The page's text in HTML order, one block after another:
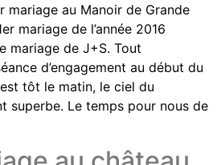
mariage au Manoir de Grande
mariage de l’année 2016
mariage de J+S. Tout
d’engagement au début du
tôt le matin, le ciel du
superbe. Le temps pour nous de